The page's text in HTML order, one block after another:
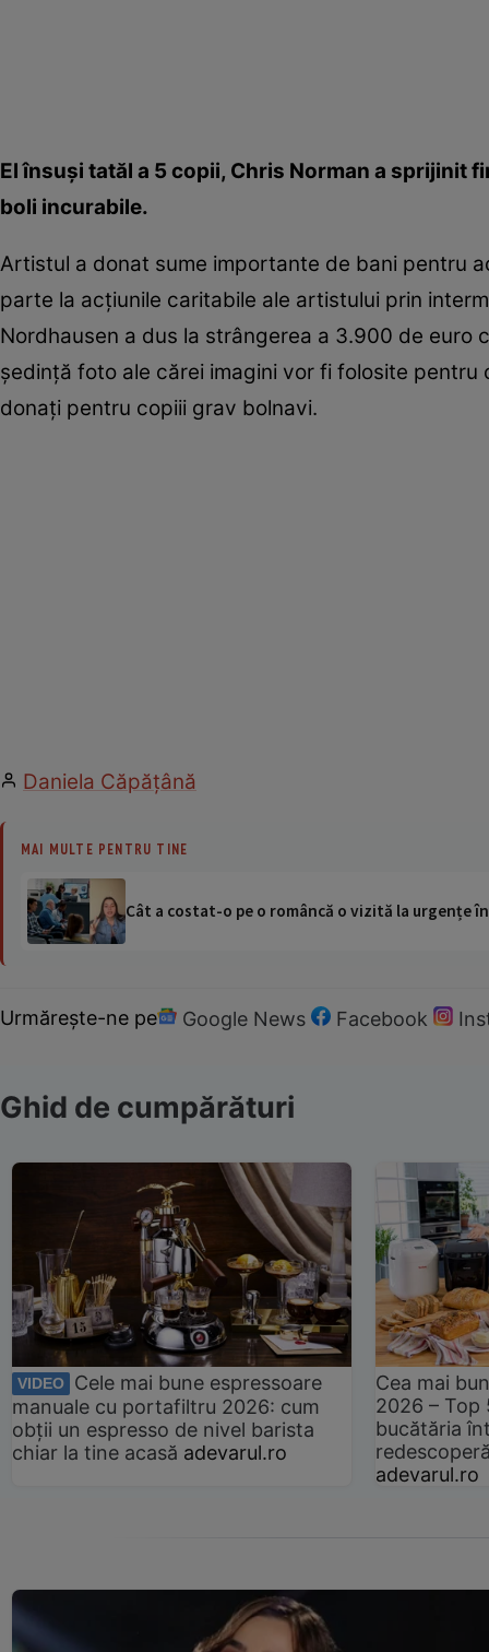
El însuşi tatăl a 5 copii, Chris Norman a sprijinit
boli incurabile.
Artistul a donat sume importante de bani pentru
parte la acţiunile caritabile ale artistului prin
Nordhausen a dus la strângerea a 3.900 de
şedinţă foto ale cărei imagini vor fi folosite
donaţi pentru copiii grav bolnavi.
Daniela Căpăţână
MAI MULTE PENTRU TINE
Cât a costat-o pe o româncă o vizită la urgențe
Urmărește-ne pe Google News Facebook
Ghid de cumpărături
VIDEO
Cele mai bune espressoare
manuale cu portafiltru 2026: cum
obții un espresso de nivel barista
chiar la tine acasă adevarul.ro
Cea mai
2026 –
bucătăria
adevarul.ro